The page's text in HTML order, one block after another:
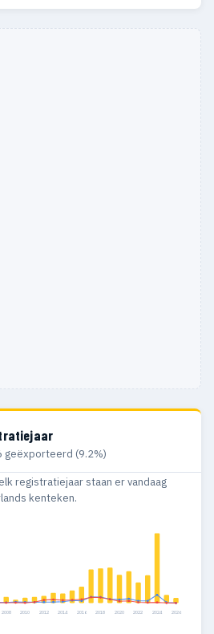
geëxporteerd (9.2%)
registratiejaar staan er vandaag
kenteken.
2008 2010 2012 2014 2016 2018 2020 2022 2024 2026